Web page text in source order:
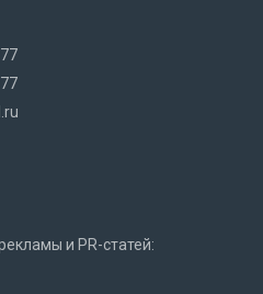
и PR-статей: